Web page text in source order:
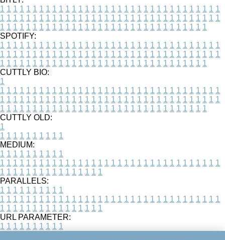
1 1 1 1 1 1 1 1 1 1 1 1 1 1 1 1 1 1 1 1 1 1 1 1 1 1 1 1 1 1 1 1 1 1
1 1 1 1 1 1 1 1 1 1 1 1 1 1 1 1 1 1 1 1 1 1 1 1 1 1 1 1 1 1 1 1 1 1
1 1 1 1 1 1 1 1 1 1 1 1 1 1 1 1 1 1 1 1 1 1 1 1 1 1 1 1 1 1 1 1
SPOTIFY:
1 1 1 1 1 1 1 1 1 1 1 1 1 1 1 1 1 1 1 1 1 1 1 1 1 1 1 1 1 1 1 1 1 1
1 1 1 1 1 1 1 1 1 1 1 1 1 1 1 1 1 1 1 1 1 1 1 1 1 1 1 1 1 1 1 1 1 1
1 1 1 1 1 1 1 1 1 1 1 1 1 1 1 1 1 1 1 1 1 1 1 1 1 1 1 1 1 1 1 1
CUTTLY BIO:
1
1 1 1 1 1 1 1 1 1 1 1 1 1 1 1 1 1 1 1 1 1 1 1 1 1 1 1 1 1 1 1 1 1 1
1 1 1 1 1 1 1 1 1 1 1 1 1 1 1 1 1 1 1 1 1 1 1 1 1 1 1 1 1 1 1 1 1 1
1 1 1 1 1 1 1 1 1 1 1 1 1 1 1 1 1 1 1 1 1 1 1 1 1 1 1 1 1 1 1 1
CUTTLY OLD:
1
1 1 1 1 1 1 1 1 1 1
MEDIUM:
1 1 1 1 1 1 1 1 1 1
1 1 1 1 1 1 1 1 1 1 1 1 1 1 1 1 1 1 1 1 1 1 1 1 1 1 1 1 1 1 1 1 1 1
1 1 1 1 1 1 1 1 1 1 1 1 1 1 1 1
PARALLELS:
1 1 1 1 1 1 1 1 1 1
1 1 1 1 1 1 1 1 1 1 1 1 1 1 1 1 1 1 1 1 1 1 1 1 1 1 1 1 1 1 1 1 1 1
1 1 1 1 1 1 1 1 1 1 1 1 1 1 1 1
URL PARAMETER:
1 1 1 1 1 1 1 1 1 1